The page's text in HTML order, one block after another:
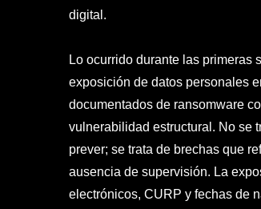
digital.
Lo ocurrido durante las primeras
exposición de datos personales
documentados de ransomware
vulnerabilidad estructural. No se
prever; se trata de brechas que
ausencia de supervisión. La
electrónicos, CURP y fechas de